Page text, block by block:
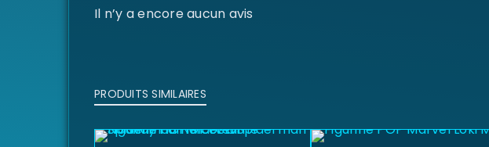
Il n’y a encore aucun avis
PRODUITS SIMILAIRES